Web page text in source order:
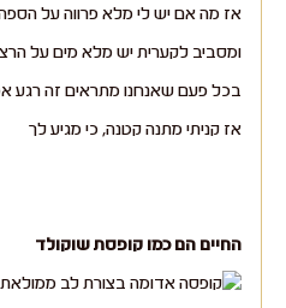
אז מה אם יש לי מלא פרווה על
ומסביב לקערית יש מלא מים על
בכל פעם שאנחנו מתראים זה רגע
אז קניתי מתנה קטנה, כי מגיע לך
החיים הם כמו קופסת שוקולד